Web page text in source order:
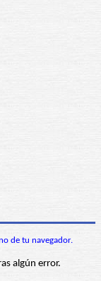
de tu navegador.
algún error.